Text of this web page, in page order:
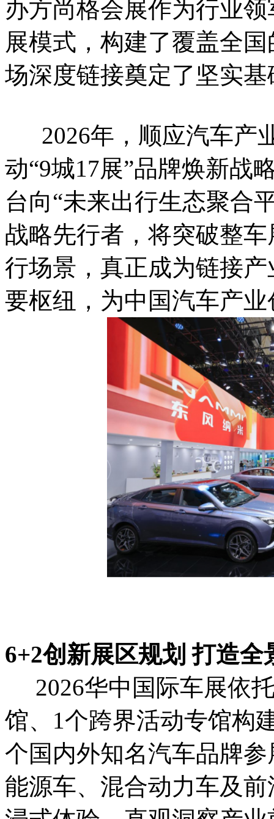
办方尚格会展作为行业
展模式，构建了覆盖全
场深度链接奠定了坚实基
2026年，顺应汽车产
动“9城17展”品牌焕新战
台向“未来出行生态聚合
战略先行者，将突破整
行场景，真正成为链接
要枢纽，为中国汽车产
6+2创新展区规划 打造全
2026华中国际车展依
馆、1个跨界活动专馆构
个国内外知名汽车品牌
能源车、混合动力车及